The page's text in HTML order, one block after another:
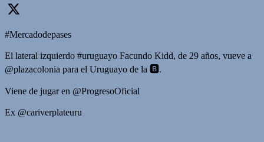
#Mercadodepases
El lateral izquierdo #uruguayo Facundo Kidd, de 29 años, vueve a
@plazacolonia para el Uruguayo de la 🅱️.
Viene de jugar en @ProgresoOficial
Ex @cariverplateuru